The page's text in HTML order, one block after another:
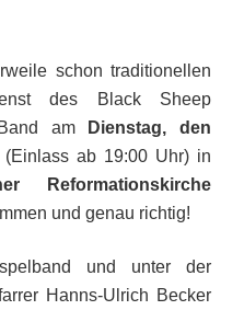
schon traditionellen
des Black Sheep
am
Dienstag, den
(Einlass ab 19:00 Uhr) in
Reformationskirche
und genau richtig!
und unter der
Hanns-Ulrich Becker